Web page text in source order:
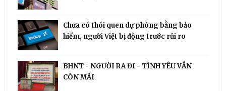
Chưa có thói quen dự phòng bằng bảo
hiểm, người Việt bị động trước rủi ro
BHNT - NGƯỜI RA ĐI - TÌNH YÊU VẪN
CÒN MÃI